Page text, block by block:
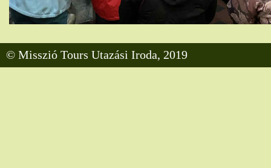
© Misszió Tours Utazási Iroda, 2019